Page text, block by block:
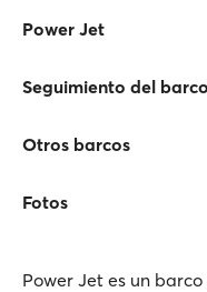
Power Jet
Seguimiento del barco
Otros barcos
Fotos
Power Jet es un